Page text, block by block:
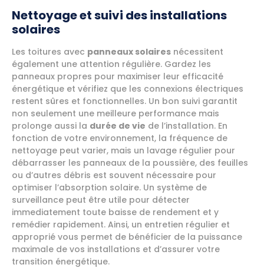
Nettoyage et suivi des installations
solaires
Les toitures avec panneaux solaires nécessitent
également une attention régulière. Gardez les
panneaux propres pour maximiser leur efficacité
énergétique et vérifiez que les connexions électriques
restent sûres et fonctionnelles. Un bon suivi garantit
non seulement une meilleure performance mais
prolonge aussi la durée de vie de l’installation. En
fonction de votre environnement, la fréquence de
nettoyage peut varier, mais un lavage régulier pour
débarrasser les panneaux de la poussière, des feuilles
ou d’autres débris est souvent nécessaire pour
optimiser l’absorption solaire. Un système de
surveillance peut être utile pour détecter
immediatement toute baisse de rendement et y
remédier rapidement. Ainsi, un entretien régulier et
approprié vous permet de bénéficier de la puissance
maximale de vos installations et d’assurer votre
transition énergétique.